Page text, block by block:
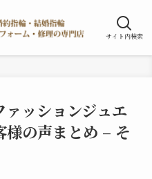
サイト内検索
ァッションジュエ
様の声まとめ – そ